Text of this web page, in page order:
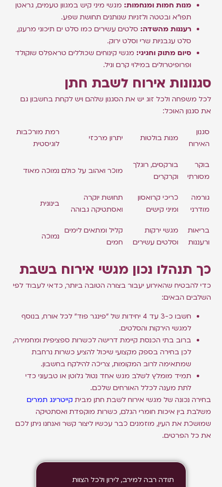
מנות חמות ומנחמות: מגשי מיני קיש במגוון טעמים, גראטן
תפו"א ובטטה ולזניות שנותנים תחושת שפע.
רעננות מהשדה: סלטים עשירים כמו סלט ים תיכוני מרענן,
סלט עגבניות שרי וסלט ירוק.
סיום מתוק וחגיגי: מגשי קינוחים שכוללים טראפלס שוקולד
ופרופיטרולים במילוי קרם וניל.
סגנונות אירוח לשבת חתן
לכל משפחה ולכל זוג יש את הסגנון שלהם ויש לקחת בחשבון גם
את סגנון האוכל:
סגנון
האירוח
מנות בולטות יתרון מרכזי
רמת מורכבות
לוגיסטית
בוקר
מסורתי
בורקסים, רוגלך
וקרקרים
מוכר ואהוב על כולם נמוכה מאוד
גורמה
מודרני
כריכי קרואסון
ומיני קישים
תחושת יוקרה
ואסתטיקה גבוהה
בינונית
בריאות
ורעננות
מגשי ירקות
וסלטים עשירים
קליל ומתאים לימים
חמים
נמוכה
כך תנהלו נכון מגשי אירוח בשבת
כדי להבטיח שהאירוע יעבור בצורה הטובה ביותר, כדאי לעבוד לפי
השלבים הבאים:
חשבו כ-3 עד 4 יחידות של "פינגר פוד" לכל אורח, בנוסף
למגשי הירקות והסלטים.
ברוב בתי הכנסת קיימת דרישה לכשרות ספציפית ומחמירה,
לכן בחירה בספק מקצועי שיכול להציע כשרות נרחבת
שמתאימה לרוב המקומות, צריכה להילקח בחשבון.
תמיד מומלץ לשלב מגש אחד נטול גלוטן או טבעוני כדי
לתת מענה לכלל האורחים שלכם.
בחירה נכונה של מגשי אירוח לשבת חתן מבית קייטרינג תמרים
משלבת בין איכות חומרי הגלם, כשרות מוקפדת ואסתטיקה
שמושכת את העין, מוזמנים כבר עכשיו ליצור קשר ואנחנו ניתן לכם
את כל הפרטים.
תודה רבה למירב, לירון ולכל הצוות